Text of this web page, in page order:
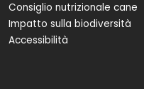
Consiglio nutrizionale cane
Impatto sulla biodiversità
Accessibilità